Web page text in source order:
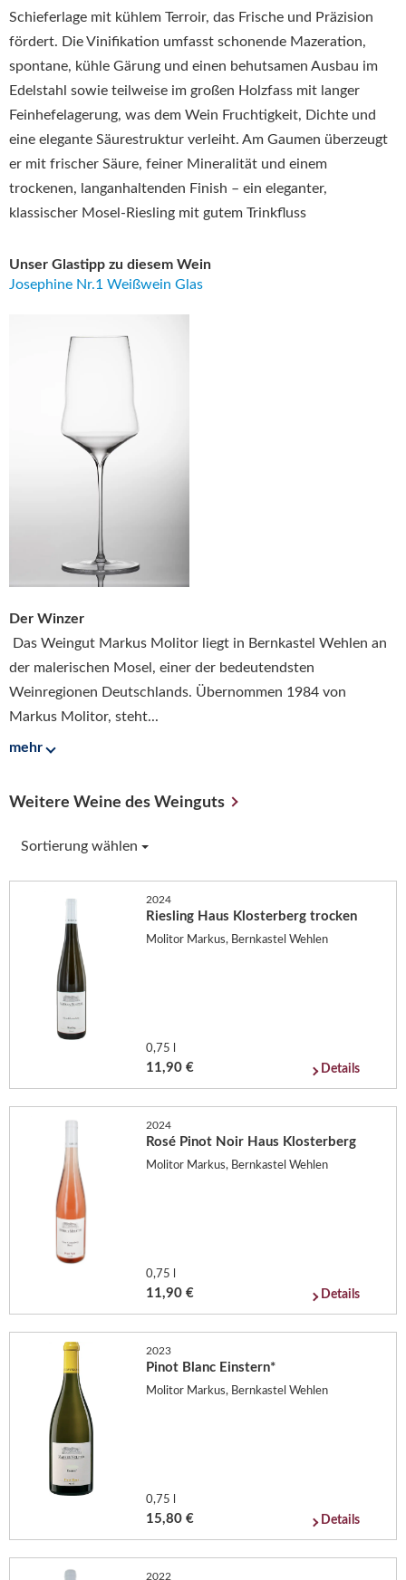
Schieferlage mit kühlem Terroir, das Frische und Präzision
fördert. Die Vinifikation umfasst schonende Mazeration,
spontane, kühle Gärung und einen behutsamen Ausbau im
Edelstahl sowie teilweise im großen Holzfass mit langer
Feinhefelagerung, was dem Wein Fruchtigkeit, Dichte und
eine elegante Säurestruktur verleiht. Am Gaumen überzeugt
er mit frischer Säure, feiner Mineralität und einem
trockenen, langanhaltenden Finish – ein eleganter,
klassischer Mosel-Riesling mit gutem Trinkfluss
Unser Glastipp zu diesem Wein
Josephine Nr.1 Weißwein Glas
Der Winzer
Das Weingut Markus Molitor liegt in Bernkastel Wehlen an
der malerischen Mosel, einer der bedeutendsten
Weinregionen Deutschlands. Übernommen 1984 von
Markus Molitor, steht...
mehr
Weitere Weine des Weinguts
Sortierung wählen
2024
Riesling Haus Klosterberg trocken
Molitor Markus, Bernkastel Wehlen
0,75 l
11,90 € Details
2024
Rosé Pinot Noir Haus Klosterberg
Molitor Markus, Bernkastel Wehlen
0,75 l
11,90 € Details
2023
Pinot Blanc Einstern*
Molitor Markus, Bernkastel Wehlen
0,75 l
15,80 € Details
2022